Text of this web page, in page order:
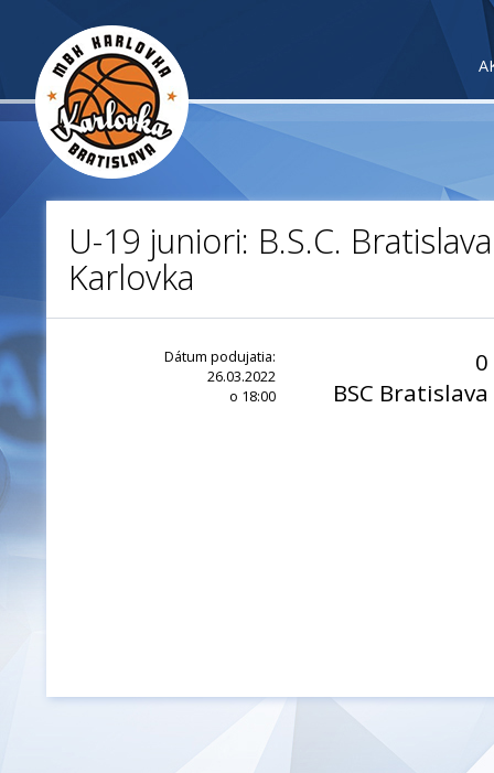
U-19 juniori: B.S.C.
Karlovka
Dátum podujatia:
26.03.2022
o 18:00
0
BSC Bratislava